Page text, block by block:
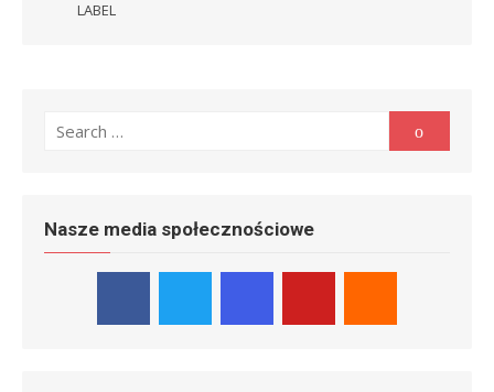
LABEL
for:
Nasze media społecznościowe